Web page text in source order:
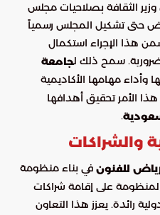
الثقافة بصلاحيات مجلس
حتى تشكيل المجلس رسمياً
هذا الإجراء استكمال
سمح ذلك لجامعة
وأداء مهامها الأكاديمية
الأمر تحقيق أهدافها
.
والشراكات
للفنون في بناء منظومة
على إقامة شراكات
رائدة. يعزز هذا التعاون